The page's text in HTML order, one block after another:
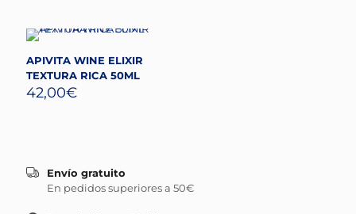
APIVITA WINE ELIXIR
TEXTURA RICA 50ML
42,00€
Envío gratuito
En pedidos superiores a 50€